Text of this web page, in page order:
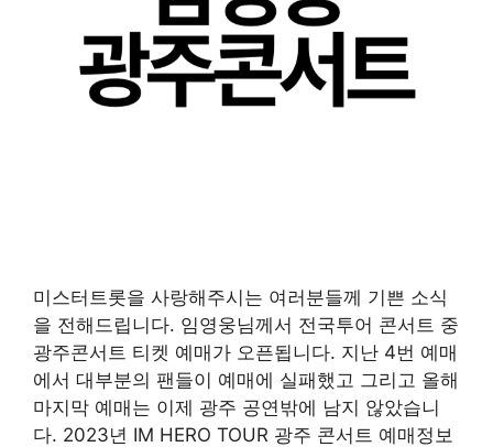
미스터트롯을 사랑해주시는 여러분들께 기쁜 소식
을 전해드립니다. 임영웅님께서 전국투어 콘서트 중
광주콘서트 티켓 예매가 오픈됩니다. 지난 4번 예매
에서 대부분의 팬들이 예매에 실패했고 그리고 올해
마지막 예매는 이제 광주 공연밖에 남지 않았습니
다. 2023년 IM HERO TOUR 광주 콘서트 예매정보